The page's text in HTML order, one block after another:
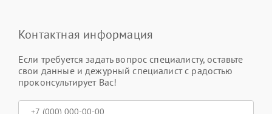
Контактная информация
Если требуется задать вопрос специалисту, оставьте
свои данные и дежурный специалист с радостью
проконсультирует Вас!